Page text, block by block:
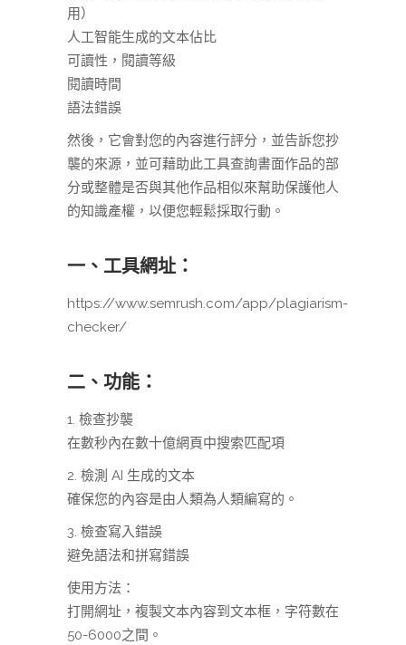
用）
人工智能生成的文本佔比
可讀性，閱讀等級
閱讀時間
語法錯誤
然後，它會對您的內容進行評分，並告訴您抄
襲的來源，並可藉助此工具查詢書面作品的部
分或整體是否與其他作品相似來幫助保護他人
的知識產權，以便您輕鬆採取行動。
一、工具網址：
https://www.semrush.com/app/plagiarism-
checker/
二、功能：
1. 檢查抄襲
在數秒內在數十億網頁中搜索匹配項
2. 檢測 AI 生成的文本
確保您的內容是由人類為人類編寫的。
3. 檢查寫入錯誤
避免語法和拼寫錯誤
使用方法：
打開網址，複製文本內容到文本框，字符數在
50-6000之間。